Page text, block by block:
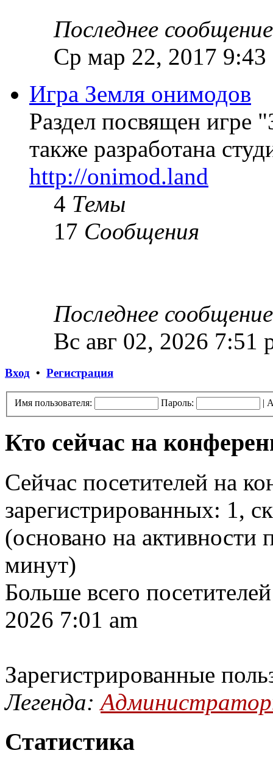
Последнее сообщение
Ср мар 22, 2017 9:43
Игра Земля онимодов
Раздел посвящен игре
также разработана
http://onimod.land
4 Темы
17 Сообщения
Последнее сообщение
Вс авг 02, 2026 7:51
Вход • Регистрация
Имя пользователя: Пароль: |
Кто сейчас на
Сейчас посетителей на
зарегистрированных: 1,
(основано на активности
минут)
Больше всего
2026 7:01 am
Зарегистрированные
Легенда:
Статистика